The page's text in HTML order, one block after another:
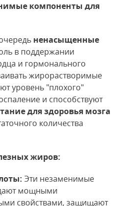
компоненты для
ненасыщенные
в поддержании
и гормонального
жирорастворимые
уровень "плохого"
и способствуют
для здоровья мозга
количества
жиров:
Эти незаменимые
мощными
свойствами, защищают